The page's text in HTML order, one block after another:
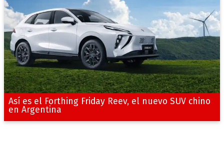
Así es el Forthing Friday Reev, el nuevo SUV chino
en Argentina